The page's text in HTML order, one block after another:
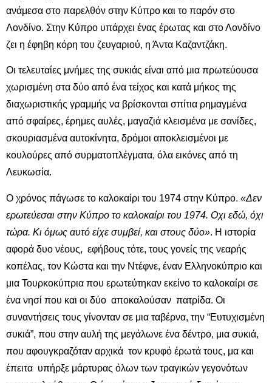
ανάμεσα στο παρελθόν στην Κύπρο και το παρόν στο
Λονδίνο. Στην Κύπρο υπάρχει ένας έρωτας και στο Λονδίνο
ζει η έφηβη κόρη του ζευγαριού, η Άντα Καζαντζάκη.
Οι τελευταίες μνήμες της συκιάς είναι από μια πρωτεύουσα
χωρισμένη στα δύο από ένα τείχος και κατά μήκος της
διαχωριστικής γραμμής να βρίσκονται σπίτια ρημαγμένα
από σφαίρες, έρημες αυλές, μαγαζιά κλεισμένα με σανίδες,
σκουριασμένα αυτοκίνητα, δρόμοι αποκλεισμένοι με
κουλούρες από συρματοπλέγματα, όλα εικόνες από τη
Λευκωσία.
Ο χρόνος πάγωσε το καλοκαίρι του 1974 στην Κύπρο. «Δεν
ερωτεύεσαι στην Κύπρο το καλοκαίρι του 1974. Οχι εδώ, όχι
τώρα. Κι όμως αυτό είχε συμβεί, και στους δύο». Η ιστορία
αφορά δυο νέους, εφήβους τότε, τους γονείς της νεαρής
κοπέλας, τον Κώστα και την Ντέφνε, έναν Ελληνοκύπριο και
μια Τουρκοκύπρια που ερωτεύτηκαν εκείνο το καλοκαίρι σε
ένα νησί που και οι δύο αποκαλούσαν πατρίδα. Οι
συναντήσεις τους γίνονταν σε μια ταβέρνα, την “Ευτυχισμένη
συκιά”, που στην αυλή της μεγάλωνε ένα δέντρο, μια συκιά,
που αφουγκραζόταν αρχικά τον κρυφό έρωτά τους, μα και
έπειτα υπήρξε μάρτυρας όλων των τραγικών γεγονότων